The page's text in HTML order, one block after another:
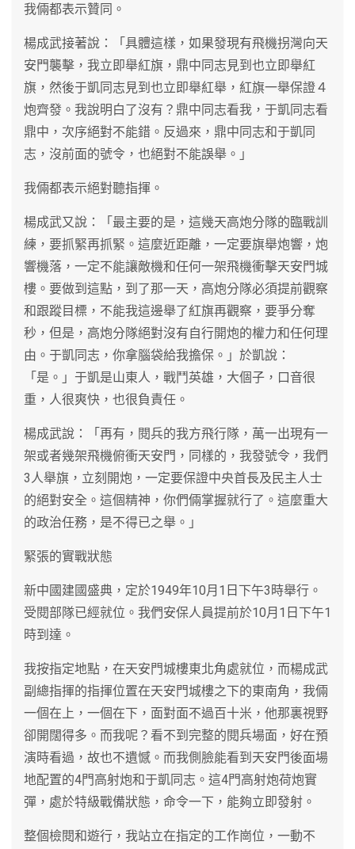
我倆都表示贊同。
楊成武接著說：「具體這樣，如果發現有飛機拐灣向天
安門襲擊，我立即舉紅旗，鼎中同志見到也立即舉紅
旗，然後于凱同志見到也立即舉紅舉，紅旗一舉保證４
炮齊發。我說明白了沒有？鼎中同志看我，于凱同志看
鼎中，次序絕對不能錯。反過來，鼎中同志和于凱同
志，沒前面的號令，也絕對不能誤舉。」
我倆都表示絕對聽指揮。
楊成武又說：「最主要的是，這幾天高炮分隊的臨戰訓
練，要抓緊再抓緊。這麼近距離，一定要旗舉炮響，炮
響機落，一定不能讓敵機和任何一架飛機衝擊天安門城
樓。要做到這點，到了那一天，高炮分隊必須提前觀察
和跟蹤目標，不能我這邊舉了紅旗再觀察，要爭分奪
秒，但是，高炮分隊絕對沒有自行開炮的權力和任何理
由。于凱同志，你拿腦袋給我擔保。」於凱說：
「是。」于凱是山東人，戰鬥英雄，大個子，口音很
重，人很爽快，也很負責任。
楊成武說：「再有，閱兵的我方飛行隊，萬一出現有一
架或者幾架飛機俯衝天安門，同樣的，我發號令，我們
3人舉旗，立刻開炮，一定要保證中央首長及民主人士
的絕對安全。這個精神，你們倆掌握就行了。這麼重大
的政治任務，是不得已之舉。」
緊張的實戰狀態
新中國建國盛典，定於1949年10月1日下午3時舉行。
受閱部隊已經就位。我們安保人員提前於10月1日下午1
時到達。
我按指定地點，在天安門城樓東北角處就位，而楊成武
副總指揮的指揮位置在天安門城樓之下的東南角，我倆
一個在上，一個在下，面對面不過百十米，他那裏視野
卻開闊得多。而我呢？看不到完整的閱兵場面，好在預
演時看過，故也不遺憾。而我側臉能看到天安門後面場
地配置的4門高射炮和于凱同志。這4門高射炮荷炮實
彈，處於特級戰備狀態，命令一下，能夠立即發射。
整個檢閱和遊行，我站立在指定的工作崗位，一動不